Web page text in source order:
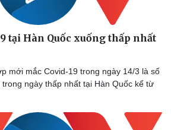
tại Hàn Quốc xuống thấp nhất
mới mắc Covid-19 trong ngày 14/3 là số
ngày thấp nhất tại Hàn Quốc kể từ